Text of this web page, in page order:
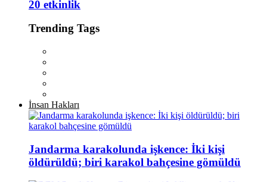
20 etkinlik
Trending Tags
İnsan Hakları
Jandarma karakolunda işkence: İki kişi
öldürüldü; biri karakol bahçesine gömüldü